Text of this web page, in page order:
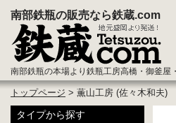
南部鉄瓶の販売なら鉄蔵.com
南部鉄瓶の本場より鉄瓶工房高橋・御釜屋
トップページ > 薫山工房 (佐々木和夫)
タイプから探す